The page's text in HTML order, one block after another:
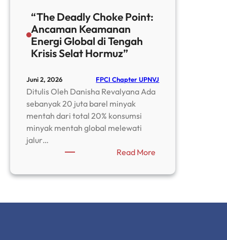
“The Deadly Choke Point:
Ancaman Keamanan
Energi Global di Tengah
Krisis Selat Hormuz”
Juni 2, 2026 FPCI Chapter UPNVJ
Ditulis Oleh Danisha Revalyana Ada
sebanyak 20 juta barel minyak
mentah dari total 20% konsumsi
minyak mentah global melewati
jalur…
Read More
Deadly
Point: